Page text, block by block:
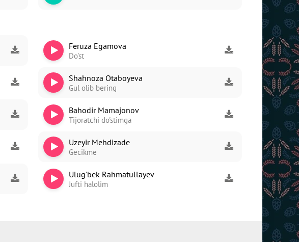
Feruza Egamova
Do'st
Shahnoza Otaboyeva
Gul olib bering
Bahodir Mamajonov
Tijoratchi do'stimga
Uzeyir Mehdizade
Gecikme
Ulug'bek Rahmatullayev
Jufti halolim